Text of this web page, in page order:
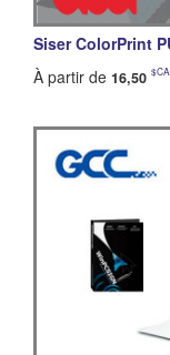
Siser ColorPrint
À partir de 16,50